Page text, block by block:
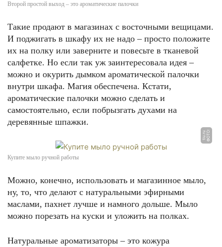
Второй простой выход – это ароматические палочки
Такие продают в магазинах с восточными вещицами.
И поджигать в шкафу их не надо – просто положите
их на полку или заверните и повесьте в тканевой
салфетке. Но если так уж заинтересовала идея –
можно и окурить дымком ароматической палочки
внутри шкафа. Магия обеспечена. Кстати,
ароматические палочки можно сделать и
самостоятельно, если побрызгать духами на
деревянные шпажки.
Ф
О
Т
О:
ti
u.
r
u
Купите мыло ручной работы
Можно, конечно, использовать и магазинное мыло,
ну, то, что делают с натуральными эфирными
маслами, пахнет лучше и намного дольше. Мыло
можно порезать на куски и уложить на полках.
Натуральные ароматизаторы – это кожура